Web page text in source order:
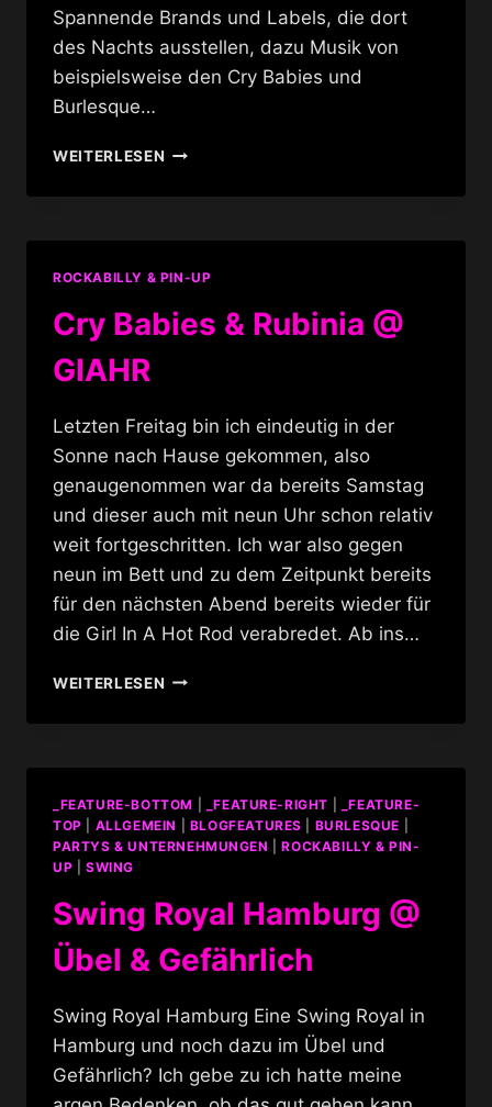
Spannende Brands und Labels, die dort
des Nachts ausstellen, dazu Musik von
beispielsweise den Cry Babies und
Burlesque…
WEITERLESENROCK
ROLL
MAS
HBC.
ROCKABILLY & PIN-UP
Cry Babies & Rubinia @
GIAHR
Letzten Freitag bin ich eindeutig in der
Sonne nach Hause gekommen, also
genaugenommen war da bereits Samstag
und dieser auch mit neun Uhr schon relativ
weit fortgeschritten. Ich war also gegen
neun im Bett und zu dem Zeitpunkt bereits
für den nächsten Abend bereits wieder für
die Girl In A Hot Rod verabredet. Ab ins…
WEITERLESENCRY
&
@
GIAHR
_FEATURE-BOTTOM _FEATURE-RIGHT
_FEATURE-
TOP
ALLGEMEIN BLOGFEATURES BURLESQUE
PARTYS & UNTERNEHMUNGEN
|ROCKABILLY & PIN-
UP
SWING
Swing Royal Hamburg @
Übel & Gefährlich
Swing Royal Hamburg Eine Swing Royal in
Hamburg und noch dazu im Übel und
Gefährlich? Ich gebe zu ich hatte meine